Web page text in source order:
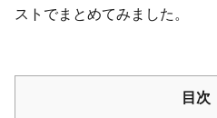
ストでまとめてみました。
目次